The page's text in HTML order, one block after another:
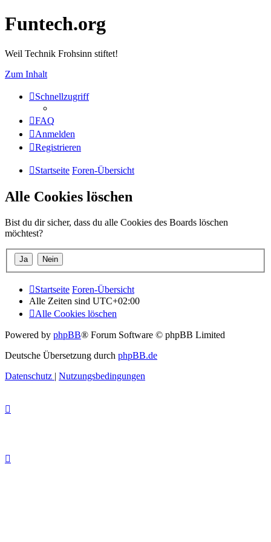
Funtech.org
Weil Technik Frohsinn stiftet!
Zum Inhalt
Schnellzugriff
FAQ
Anmelden
Registrieren
Startseite Foren-Übersicht
Alle Cookies löschen
Bist du dir sicher, dass du alle Cookies des Boards löschen
möchtest?
Startseite Foren-Übersicht
Alle Zeiten sind UTC+02:00
Alle Cookies löschen
Powered by phpBB® Forum Software © phpBB Limited
Deutsche Übersetzung durch phpBB.de
Datenschutz | Nutzungsbedingungen